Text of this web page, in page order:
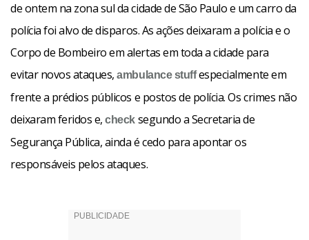
de ontem na zona sul da cidade de São Paulo e um carro da
polícia foi alvo de disparos. As ações deixaram a polícia e o
Corpo de Bombeiro em alertas em toda a cidade para
evitar novos ataques,ambulance stuffespecialmente em
frente a prédios públicos e postos de polícia. Os crimes não
deixaram feridos e,check segundo a Secretaria de
Segurança Pública, ainda é cedo para apontar os
responsáveis pelos ataques.